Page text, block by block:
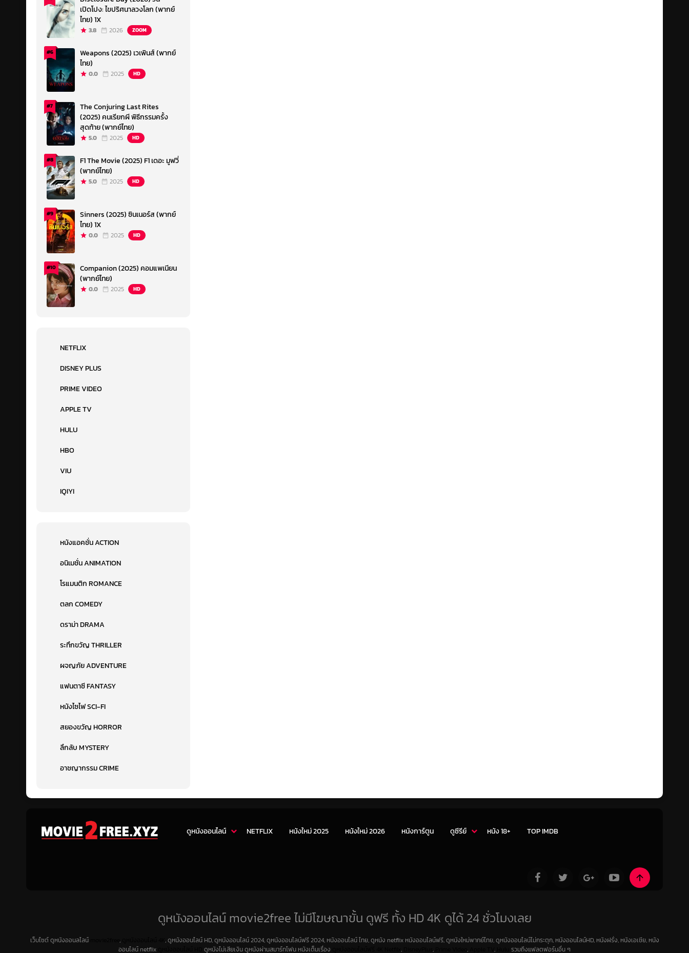
เปิดโปง: ไขปริศนาลวงโลก (พากย์
ไทย) 1X
3.8 2026 ZOOM
#6
Weapons (2025) เวเพินส์ (พากย์
ไทย)
0.0 2025 HD
#7
The Conjuring Last Rites
(2025) คนเรียกผี พิธีกรรมครั้ง
สุดท้าย (พากย์ไทย)
5.0 2025 HD
#8
F1 The Movie (2025) F1 เดอะ มูฟวี่
(พากย์ไทย)
5.0 2025 HD
#9
Sinners (2025) ซินเนอร์ส (พากย์
ไทย) 1X
0.0 2025 HD
#10
Companion (2025) คอมแพเนียน
(พากย์ไทย)
0.0 2025 HD
NETFLIX
DISNEY PLUS
PRIME VIDEO
APPLE TV
HULU
HBO
VIU
IQIYI
หนังแอคชั่น ACTION
อนิเมชั่น ANIMATION
โรแมนติก ROMANCE
ตลก COMEDY
ดราม่า DRAMA
ระทึกขวัญ THRILLER
ผจญภัย ADVENTURE
แฟนตาซี FANTASY
หนังไซไฟ SCI-FI
สยองขวัญ HORROR
ลึกลับ MYSTERY
อาชญากรรม CRIME
ดูหนังออนไลน์ NETFLIX หนังใหม่ 2025 หนังใหม่ 2026 หนังการ์ตูน ดูซีรีย์ หนัง 18+ TOP IMDB
ดูหนังออนไลน์ movie2free ไม่มีโฆษณาขั้น ดูฟรี ทั้ง HD 4K ดูได้ 24 ชั่วโมงเลย
เว็บไซต์ ดูหนังออนลไลน์ ,
, ดูหนังออนไลน์ HD, ดูหนังออนไลน์ 2024, ดูหนังออนไลน์ฟรี 2024, หนังออนไลน์ ไทย, ดูหนัง netflix หนังออนไลน์ฟรี, ดูหนังใหม่พากย์ไทย, ดูหนังออนไลน์ไม่กระตุก, หนังออนไลน์HD, หนังฝรั่ง, หนังเอเชีย, หนัง
ออนไลน์ netflix
ดูหนังไม่เสียเงิน ดูหนังผ่านสมาร์ทโฟน หนังเต็มเรื่อง , , , , รวมถึงแฟลตฟอร์มอื่น ๆ